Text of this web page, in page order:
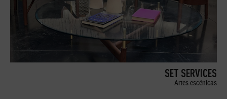
SET SERVICES
Artes escénicas